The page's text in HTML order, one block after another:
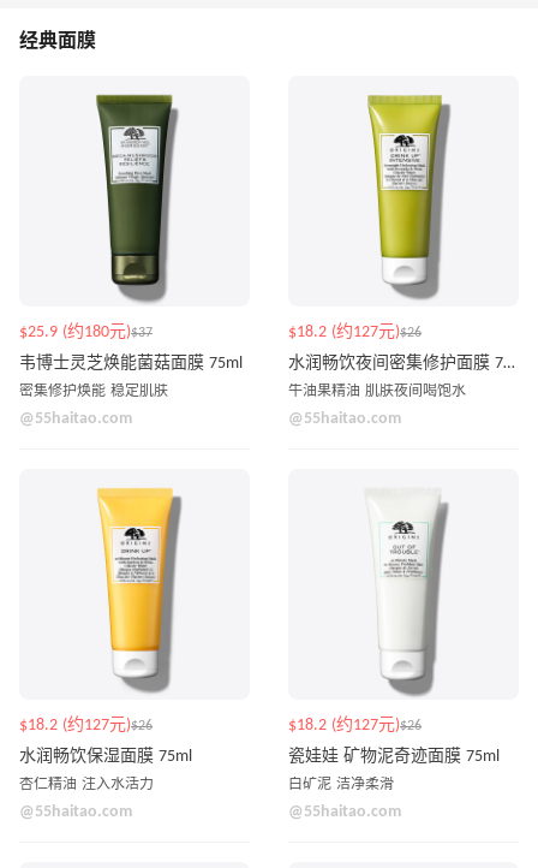
经典面膜
$25.9 (约180元)$37
韦博士灵芝焕能菌菇面膜 75ml
密集修护焕能 稳定肌肤
@55haitao.com
$18.2 (约127元)$26
水润畅饮夜间密集修护面膜 75ml
牛油果精油 肌肤夜间喝饱水
@55haitao.com
$18.2 (约127元)$26
水润畅饮保湿面膜 75ml
杏仁精油 注入水活力
@55haitao.com
$18.2 (约127元)$26
瓷娃娃 矿物泥奇迹面膜 75ml
白矿泥 洁净柔滑
@55haitao.com